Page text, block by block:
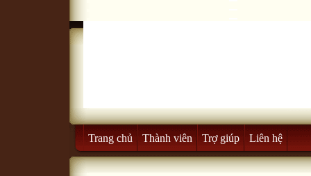
Trang chủ Thành viên Trợ giúp Liên hệ